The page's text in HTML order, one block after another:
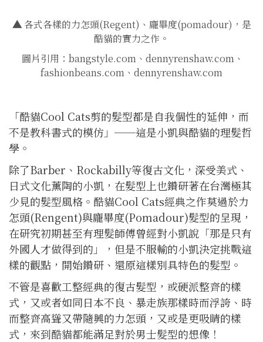
▲各式各樣的力怎頭(Regent)、龐畢度(pomadour)，是
酷貓的實力之作。
圖片引用：bangstyle.com、dennyrenshaw.com、
fashionbeans.com、dennyrenshaw.com
「酷貓Cool Cats剪的髮型都是自我個性的延伸，而
不是教科書式的模仿」──這是小凱與酷貓的理髮哲
學。
除了Barber、Rockabilly等復古文化，深受美式、
日式文化薰陶的小凱，在髮型上也鑽研著在台灣極其
少見的髮型風格。酷貓Cool Cats經典之作莫過於力
怎頭(Rengent)與龐畢度(Pomadour)髮型的呈現，
在研究初期甚至有理髮師傅曾經對小凱說「那是只有
外國人才做得到的」，但是不服輸的小凱決定挑戰這
樣的觀點，開始鑽研、還原這樣別具特色的髮型。
不管是喜歡工整經典的復古髮型，或硬派整齊的樣
式，又或者如同日本不良、暴走族那樣時而浮誇、時
而整齊高聳又帶隨興的力怎頭，又或是更吸睛的樣
式，來到酷貓都能滿足對於男士髮型的想像！